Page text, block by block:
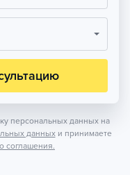
персональных данных на
данных и принимаете
соглашения.